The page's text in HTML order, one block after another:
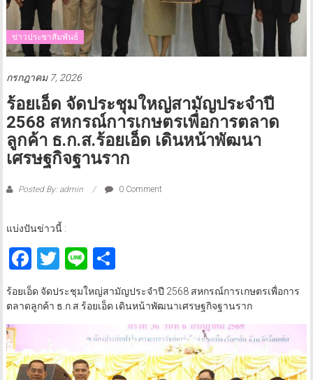
ข่าวประชาสัมพันธ์
กรกฎาคม 7, 2026
ร้อยเอ็ด จัดประชุมใหญ่สามัญประจำปี
2568 สหกรณ์การเกษตรเพื่อการตลาด
ลูกค้า ธ.ก.ส.ร้อยเอ็ด เดินหน้าพัฒนา
เศรษฐกิจฐานราก
Posted By: admin 0 Comment
แบ่งปันข่าวนี้ :
Facebook
Twitter
LineShare
ร้อยเอ็ด จัดประชุมใหญ่สามัญประจำปี 2568 สหกรณ์การเกษตรเพื่อการ
ตลาดลูกค้า ธ.ก.ส.ร้อยเอ็ด เดินหน้าพัฒนาเศรษฐกิจฐานราก